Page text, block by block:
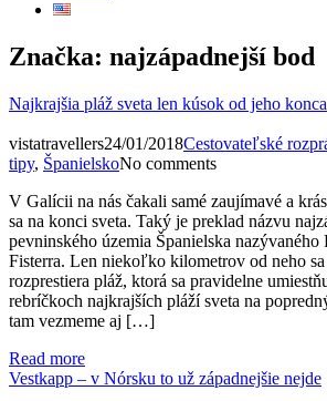
Značka: najzápadnejší bod
Najkrajšia pláž sveta len kúsok od jeho konca
vistatravellers24/01/2018Cestovateľské
tipy, ŠpanielskoNo comments
V Galícii na nás čakali samé zaujímavé a
sa na konci sveta. Taký je preklad názvu
pevninského územia Španielska nazývaného
Fisterra. Len niekoľko kilometrov od neho
rozprestiera pláž, ktorá sa pravidelne
rebríčkoch najkrajších pláží sveta na
tam vezmeme aj […]
Read more
Vestkapp – v Nórsku to už západnejšie nejde